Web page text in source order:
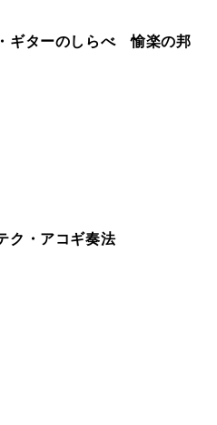
ギターのしらべ 愉楽の邦
ク・アコギ奏法